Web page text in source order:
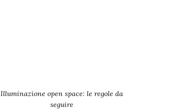
Illuminazione open space: le regole da
seguire